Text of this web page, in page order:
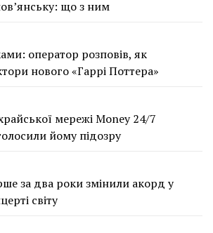
що з ним
оператор розповів, як
нового «Гаррі Поттера»
мережі Money 24/7
йому підозру
за два роки змінили акорд у
світу